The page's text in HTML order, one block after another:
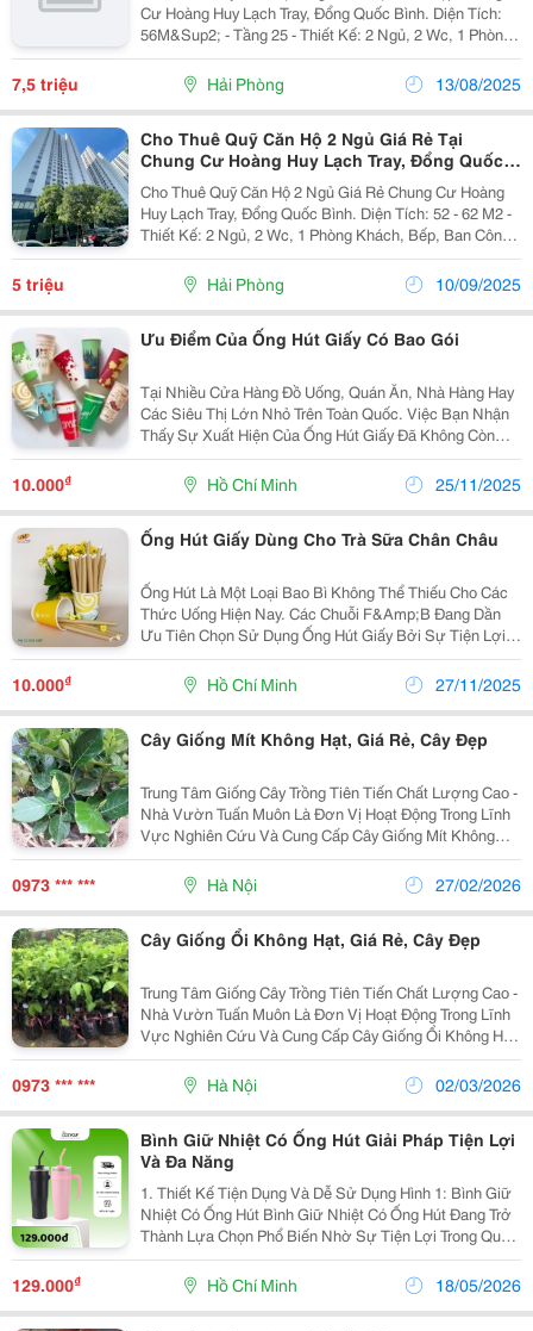
Cư Hoàng Huy Lạch Tray, Đổng Quốc Bình. Diện Tích:
56M&Sup2; - Tầng 25 - Thiết Kế: 2 Ngủ, 2 Wc, 1 Phòng
Khách, Bếp, Ban Công Hút Gió. - Vị Trí Trung Tâm,
Thuận Tiện Giao Thông, Tiện...
7,5 triệu Hải Phòng 13/08/2025
Cho Thuê Quỹ Căn Hộ 2 Ngủ Giá Rẻ Tại
Chung Cư Hoàng Huy Lạch Tray, Đổng Quốc
Bình.
Cho Thuê Quỹ Căn Hộ 2 Ngủ Giá Rẻ Chung Cư Hoàng
Huy Lạch Tray, Đổng Quốc Bình. Diện Tích: 52 - 62 M2 -
Thiết Kế: 2 Ngủ, 2 Wc, 1 Phòng Khách, Bếp, Ban Công
Hút Gió. - Vị Trí Trung Tâm, Thuận Tiện Giao Thông, Tiện
Ích Ngoại Khu Đa Dạng....
5 triệu Hải Phòng 10/09/2025
Ưu Điểm Của Ống Hút Giấy Có Bao Gói
Tại Nhiều Cửa Hàng Đồ Uống, Quán Ăn, Nhà Hàng Hay
Các Siêu Thị Lớn Nhỏ Trên Toàn Quốc. Việc Bạn Nhận
Thấy Sự Xuất Hiện Của Ống Hút Giấy Đã Không Còn
Quá Xa Lạ. Đây Là Một Sản Phẩm Đang Được Ứng
Dụng Rất Nhiều Nhờ Vào Những Ưu Điểm Nổi Bật. Với
10.000₫ Hồ Chí Minh 25/11/2025
Ống Hút Giấy Dùng Cho Trà Sữa Chân Châu
Ống Hút Là Một Loại Bao Bì Không Thể Thiếu Cho Các
Thức Uống Hiện Nay. Các Chuỗi F&Amp;B Đang Dần
Ưu Tiên Chọn Sử Dụng Ống Hút Giấy Bởi Sự Tiện Lợi
Và An Toàn Của Nó. Vì Sao Nên Dùng Ống Hút Giấy
Dùng Cho Trà Sữa Trân Châu Chúng Ta...
10.000₫ Hồ Chí Minh 27/11/2025
Cây Giống Mít Không Hạt, Giá Rẻ, Cây Đẹp
Trung Tâm Giống Cây Trồng Tiên Tiến Chất Lượng Cao -
Nhà Vườn Tuấn Muôn Là Đơn Vị Hoạt Động Trong Lĩnh
Vực Nghiên Cứu Và Cung Cấp Cây Giống Mít Không
Hạt Với Giá 50.000Đ/Cây. Trung Tâm Đảm Bảo Cây
Giống Chuẩn, Sạch Sâu Bệnh Và Cam Kết Chất Lượng
0973 *** *** Hà Nội 27/02/2026
Cây Giống Ổi Không Hạt, Giá Rẻ, Cây Đẹp
Trung Tâm Giống Cây Trồng Tiên Tiến Chất Lượng Cao -
Nhà Vườn Tuấn Muôn Là Đơn Vị Hoạt Động Trong Lĩnh
Vực Nghiên Cứu Và Cung Cấp Cây Giống Ổi Không Hạt
. Trung Tâm Đảm Bảo Cây Giống Chuẩn, Sạch Sâu
Bệnh Và Cam Kết Chất Lượng Đến Khi Cây Trưởng...
0973 *** *** Hà Nội 02/03/2026
Bình Giữ Nhiệt Có Ống Hút Giải Pháp Tiện Lợi
Và Đa Năng
1. Thiết Kế Tiện Dụng Và Dễ Sử Dụng Hình 1: Bình Giữ
Nhiệt Có Ống Hút Bình Giữ Nhiệt Có Ống Hút Đang Trở
Thành Lựa Chọn Phổ Biến Nhờ Sự Tiện Lợi Trong Quá
Trình Sử Dụng. Người Dùng Có Thể Uống Nước Nhanh
Hơn Mà Không Cần Mở Nắp Nhiều Lần. Điều...
129.000₫ Hồ Chí Minh 18/05/2026